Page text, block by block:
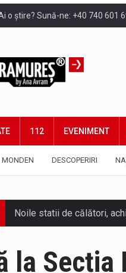
o știre? Sună-ne: +40 740 601
112 EVENIMENT
MONDEN DESCOPERIRI
Tot mai multi băimăreni
la Secția